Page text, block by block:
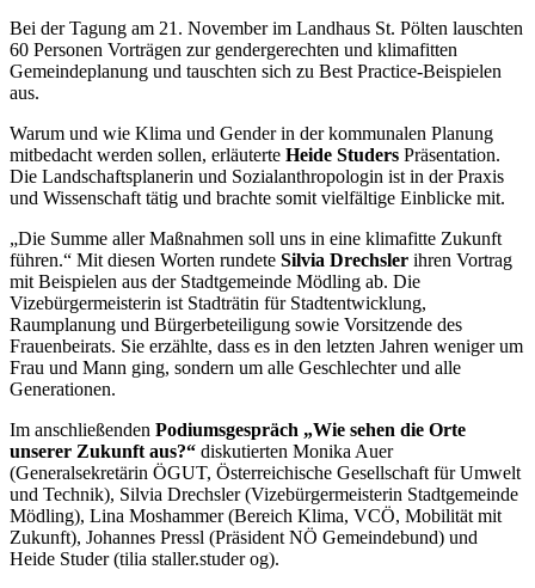
Bei der Tagung am 21. November im Landhaus St. Pölten lauschten
60 Personen Vorträgen zur gendergerechten und klimafitten
Gemeindeplanung und tauschten sich zu Best Practice-Beispielen
aus.
Warum und wie Klima und Gender in der kommunalen Planung
mitbedacht werden sollen, erläuterte Heide Studers Präsentation.
Die Landschaftsplanerin und Sozialanthropologin ist in der Praxis
und Wissenschaft tätig und brachte somit vielfältige Einblicke mit.
„Die Summe aller Maßnahmen soll uns in eine klimafitte Zukunft
führen.“ Mit diesen Worten rundete Silvia Drechsler ihren Vortrag
mit Beispielen aus der Stadtgemeinde Mödling ab. Die
Vizebürgermeisterin ist Stadträtin für Stadtentwicklung,
Raumplanung und Bürgerbeteiligung sowie Vorsitzende des
Frauenbeirats. Sie erzählte, dass es in den letzten Jahren weniger um
Frau und Mann ging, sondern um alle Geschlechter und alle
Generationen.
Im anschließenden Podiumsgespräch „Wie sehen die Orte
unserer Zukunft aus?“ diskutierten Monika Auer
(Generalsekretärin ÖGUT, Österreichische Gesellschaft für Umwelt
und Technik), Silvia Drechsler (Vizebürgermeisterin Stadtgemeinde
Mödling), Lina Moshammer (Bereich Klima, VCÖ, Mobilität mit
Zukunft), Johannes Pressl (Präsident NÖ Gemeindebund) und
Heide Studer (tilia staller.studer og).